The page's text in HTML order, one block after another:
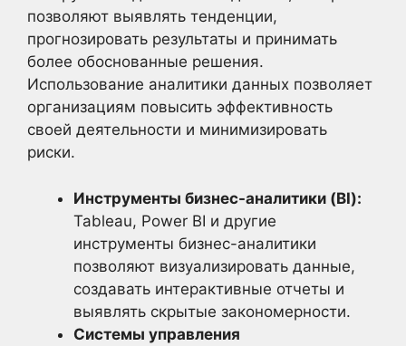
позволяют выявлять тенденции,
прогнозировать результаты и принимать
более обоснованные решения.
Использование аналитики данных позволяет
организациям повысить эффективность
своей деятельности и минимизировать
риски.
Инструменты бизнес-аналитики (BI):
Tableau, Power BI и другие
инструменты бизнес-аналитики
позволяют визуализировать данные,
создавать интерактивные отчеты и
выявлять скрытые закономерности.
Системы управления